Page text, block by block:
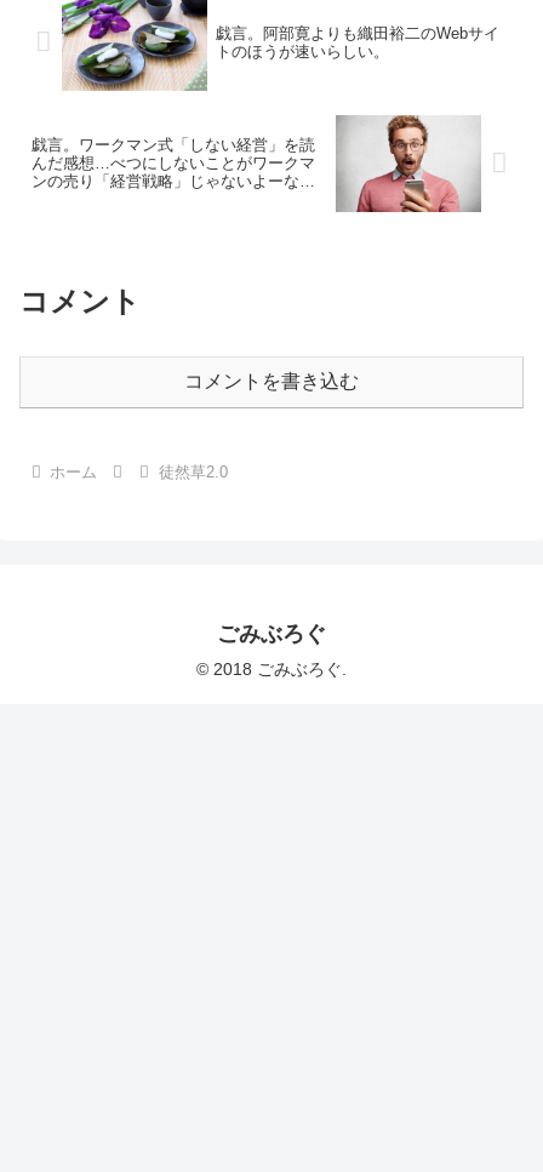
戯言。阿部寛よりも織田裕二のWebサイ
トのほうが速いらしい。
戯言。ワークマン式「しない経営」を読
んだ感想…べつにしないことがワークマ
ンの売り「経営戦略」じゃないよーな。
コメント
コメントを書き込む
ホーム 徒然草2.0
ごみぶろぐ
© 2018 ごみぶろぐ.